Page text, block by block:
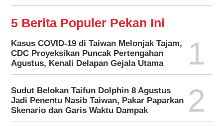
5 Berita Populer Pekan Ini
Kasus COVID-19 di Taiwan Melonjak Tajam,
CDC Proyeksikan Puncak Pertengahan
Agustus, Kenali Delapan Gejala Utama
1
Sudut Belokan Taifun Dolphin 8 Agustus
Jadi Penentu Nasib Taiwan, Pakar Paparkan
Skenario dan Garis Waktu Dampak
2